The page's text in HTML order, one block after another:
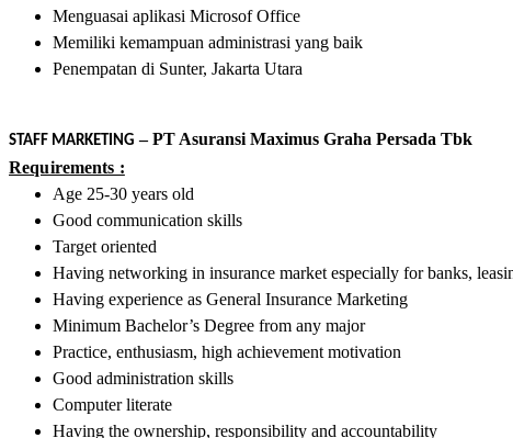
Menguasai aplikasi Microsof Office
Memiliki kemampuan administrasi yang baik
Penempatan di Sunter, Jakarta Utara
STAFF MARKETING – PT Asuransi Maximus Graha Persada Tbk
Requirements :
Age 25-30 years old
Good communication skills
Target oriented
Having networking in insurance market especially for banks,
Having experience as General Insurance Marketing
Minimum Bachelor’s Degree from any major
Practice, enthusiasm, high achievement motivation
Good administration skills
Computer literate
Having the ownership, responsibility and accountability